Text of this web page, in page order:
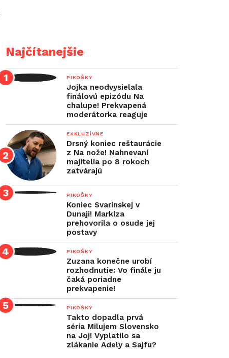
Najčítanejšie
PIKOŠKY
Jojka neodvysielala
finálovú epizódu Na
chalupe! Prekvapená
moderátorka reaguje
EXKLUZÍVNE
Drsný koniec reštaurácie
z Na nože! Nahnevaní
majitelia po 8 rokoch
zatvárajú
PIKOŠKY
Koniec Svarinskej v
Dunaji! Markíza
prehovorila o osude jej
postavy
PIKOŠKY
Zuzana konečne urobí
rozhodnutie: Vo finále ju
čaká poriadne
prekvapenie!
PIKOŠKY
Takto dopadla prvá
séria Milujem Slovensko
na Joj! Vyplatilo sa
zlákanie Adely a Sajfu?